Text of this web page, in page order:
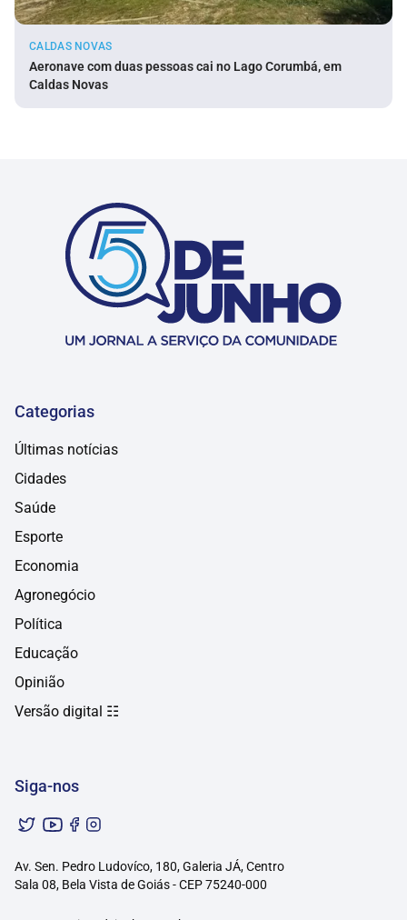
CALDAS NOVAS
Aeronave com duas pessoas cai no Lago Corumbá, em
Caldas Novas
Categorias
Últimas notícias
Cidades
Saúde
Esporte
Economia
Agronegócio
Política
Educação
Opinião
Versão digital ☷
Siga-nos
Av. Sen. Pedro Ludovíco, 180, Galeria JÁ, Centro
Sala 08, Bela Vista de Goiás - CEP 75240-000